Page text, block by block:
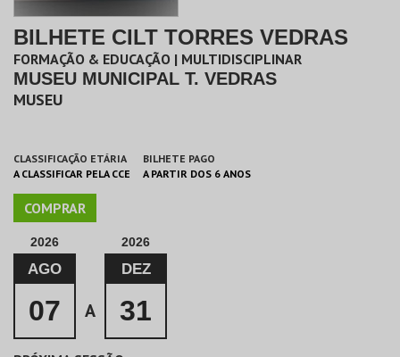
BILHETE CILT TORRES VEDRAS
FORMAÇÃO & EDUCAÇÃO | MULTIDISCIPLINAR
MUSEU MUNICIPAL T. VEDRAS
MUSEU
CLASSIFICAÇÃO ETÁRIA
A CLASSIFICAR PELA CCE
BILHETE PAGO
A PARTIR DOS 6 ANOS
COMPRAR
2026
AGO
07 A
2026
DEZ
31